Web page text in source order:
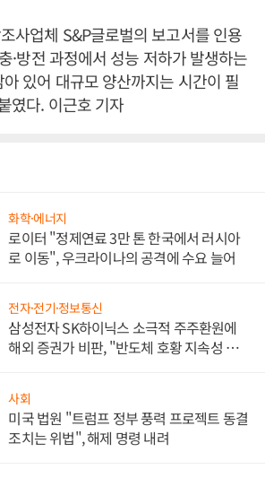
사업체 S&P글로벌의 보고서를 인용
·방전 과정에서 성능 저하가 발생하는
있어 대규모 양산까지는 시간이 필
였다. 이근호 기자
화학·에너지
로이터 "정제연료 3만 톤 한국에서 러시아
로 이동", 우크라이나의 공격에 수요 늘어
전자·전기·정보통신
삼성전자 SK하이닉스 소극적 주주환원에
해외 증권가 비판, "반도체 호황 지속성 의
사회
미국 법원 "트럼프 정부 풍력 프로젝트 동결
조치는 위법", 해제 명령 내려